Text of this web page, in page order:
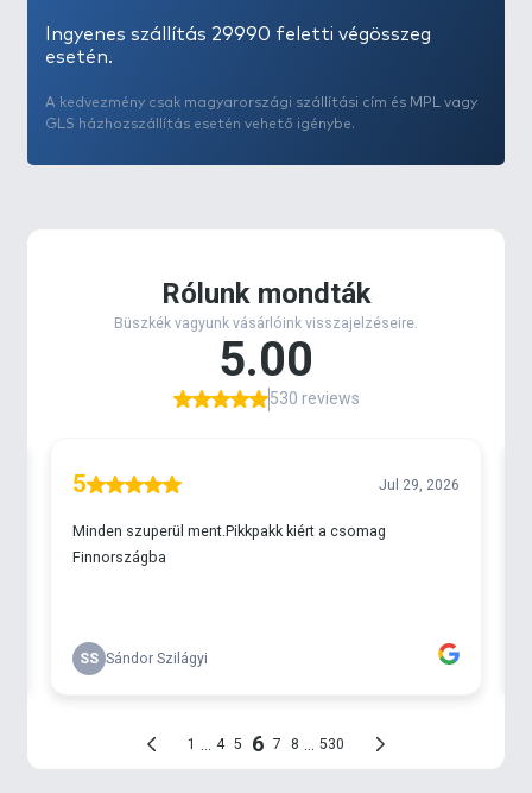
Ingyenes szállítás 29990 feletti végösszeg
esetén.
A kedvezmény csak magyarországi szállítási cím és MPL vagy
GLS házhozszállítás esetén vehető igénybe.